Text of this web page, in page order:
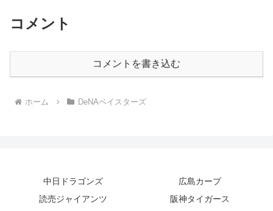
コメント
コメントを書き込む
ホーム DeNAベイスターズ
中日ドラゴンズ
広島カープ
読売ジャイアンツ
阪神タイガース